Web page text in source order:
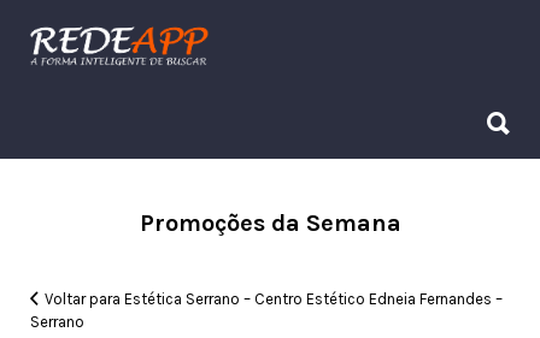
Procurar:
Promoções da Semana
Voltar para Estética Serrano – Centro Estético Edneia Fernandes –
Serrano